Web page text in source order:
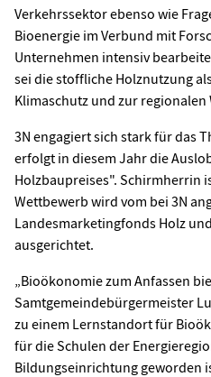
Verkehrssektor ebenso wie
Bioenergie im Verbund mit
Unternehmen intensiv
sei die stoffliche Holznutzung
Klimaschutz und zur
3N engagiert sich stark für das
erfolgt in diesem Jahr die
Holzbaupreises". Schirmherrin
Wettbewerb wird vom bei 3N
Landesmarketingfonds Holz
ausgerichtet.
„Bioökonomie zum Anfassen
Samtgemeindebürgermeister
zu einem Lernstandort für
für die Schulen der
Bildungseinrichtung geworden